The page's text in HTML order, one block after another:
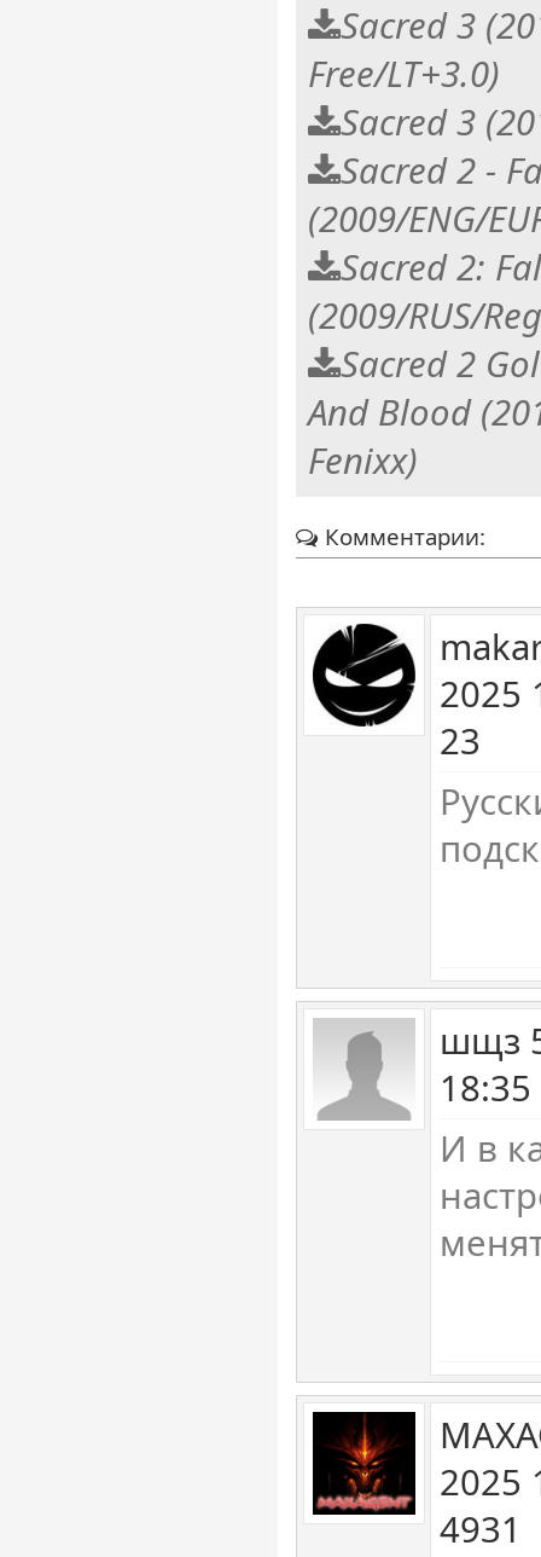
Sacred 3
Free/LT+3.0)
Sacred 3
Sacred 2 -
(2009/ENG/
Sacred 2:
(2009/RUS/
Sacred 2
And Blood
Fenixx)
Комментарии:
2025
23
шщз
И в
2025
4931